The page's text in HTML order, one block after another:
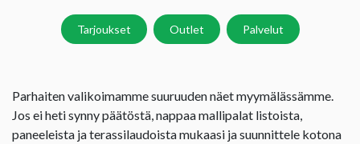
Tarjoukset Outlet Palvelut
Parhaiten valikoimamme suuruuden näet myymälässämme.
Jos ei heti synny päätöstä, nappaa mallipalat listoista,
paneeleista ja terassilaudoista mukaasi ja suunnittele kotona